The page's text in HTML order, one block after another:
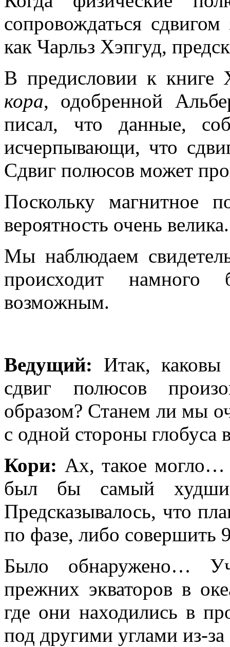
сопровождаться
как Чарльз Хэпгуд,
В предисловии к книге
кора, одобренной
писал, что данные,
исчерпывающи, что
Сдвиг полюсов может
Поскольку магнитное
вероятность очень велика.
Мы наблюдаем
происходит
возможным.
Ведущий: Итак, каковы
сдвиг полюсов
образом? Станем ли мы
с одной стороны глобуса
Кори: Ах, такое могло…
был бы самый
Предсказывалось, что
по фазе, либо совершить
Было обнаружено…
прежних экваторов в
где они находились в
под другими углами из-